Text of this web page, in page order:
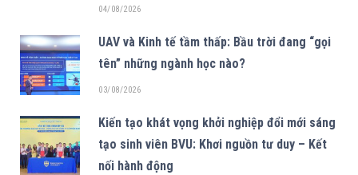
04/08/2026
UAV và Kinh tế tầm thấp: Bầu trời đang “gọi
tên” những ngành học nào?
03/08/2026
Kiến tạo khát vọng khởi nghiệp đổi mới sáng
tạo sinh viên BVU: Khơi nguồn tư duy – Kết
nối hành động